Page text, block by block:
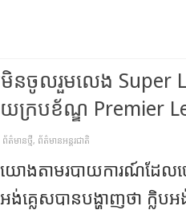
មិនចូលរួមលេង Super
យក្របខ័ណ្ឌ Premier
ព័ត៌មានថ្មី, ព័ត៌មានអន្តរជាតិ
យោងតាមរបាយការណ៍ដែ
អង់គ្លេសបានបង្ហាញថា ក្លិប